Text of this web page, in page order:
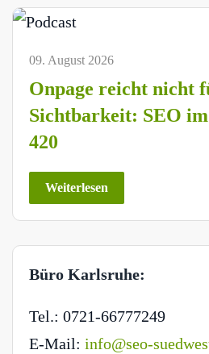
09. August 2026
Onpage reicht nicht
Sichtbarkeit: SEO
420
Weiterlesen
Büro Karlsruhe:
Tel.: 0721-66777249
E-Mail: info@seo-